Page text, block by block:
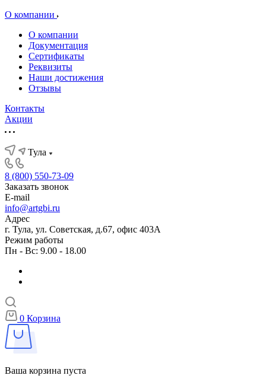
О компании
О компании
Документация
Сертификаты
Реквизиты
Наши достижения
Отзывы
Контакты
Акции
Тула
8 (800) 550-73-09
Заказать звонок
E-mail
info@artgbi.ru
Адрес
г. Тула, ул. Советская, д.67, офис 403А
Режим работы
Пн - Вс: 9.00 - 18.00
0 Корзина
Ваша корзина пуста